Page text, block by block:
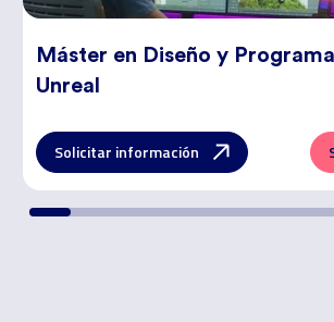
Máster en Diseño y
Unreal
Solicitar información